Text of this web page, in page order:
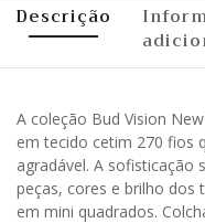
Descrição
A coleção Bud Vision
em tecido cetim 270 fios
agradável. A sofisticação
peças, cores e brilho dos
em mini quadrados.